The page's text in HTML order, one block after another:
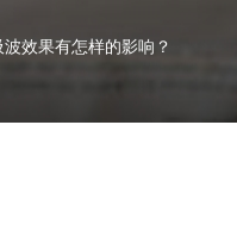
效果有怎样的影响？